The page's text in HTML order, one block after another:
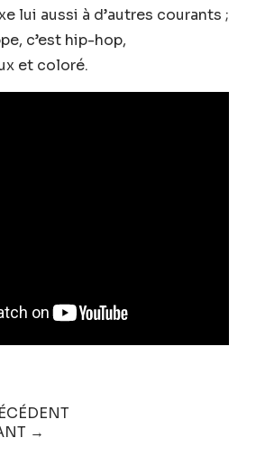
lui aussi à d’autres courants ;
c’est hip-hop,
et coloré.
→